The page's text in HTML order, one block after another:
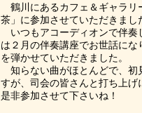
鶴川にあるカフェ＆ギャラリ
茶」に参加させていただきまし
いつもアコーディオンで伴奏
は２月の伴奏講座でお世話に
を弾かせていただきました。
知らない曲がほとんどで、初
すが、司会の皆さんと打ち上
是非参加させて下さいね！